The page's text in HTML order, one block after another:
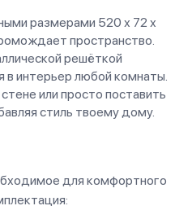
размерами 520 х 72 х
пространство.
решёткой
в интерьер любой комнаты.
или просто поставить
стиль твоему дому.
для комфортного